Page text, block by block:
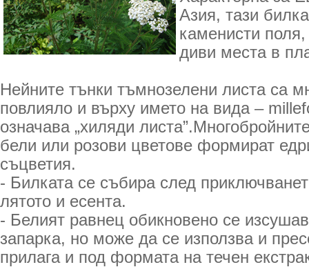
Азия, тази
каменисти
диви места в
Нейните тънки тъмнозелени листа са
повлияло и върху името на вида –
означава „хиляди
бели или розови цветове формират
съцветия.
- Билката се събира след
лятото и есента.
- Белият равнец обикновено се
запарка, но може да се използва и
прилага и под формата на течен